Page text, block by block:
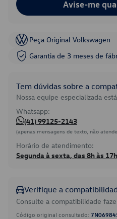
Avise-me
Peça Original Volkswagen
Garantia de 3 meses de
Tem dúvidas sobre a
Nossa equipe especializada
Whatsapp:
(41) 99125-2143
(apenas mensagens de texto, não
Horário de atendimento:
Segunda à sexta, das 8h às
Verifique a
Consulte a compatibilidade
Código original consultado: